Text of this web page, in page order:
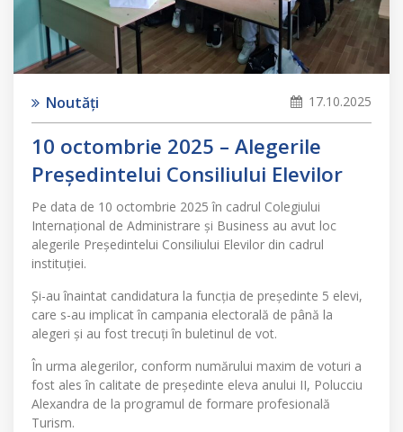
Noutăți 17.10.2025
10 octombrie 2025 – Alegerile
Președintelui Consiliului Elevilor
Pe data de 10 octombrie 2025 în cadrul Colegiului
Internațional de Administrare și Business au avut loc
alegerile Președintelui Consiliului Elevilor din cadrul
instituției.
Și-au înaintat candidatura la funcția de președinte 5 elevi,
care s-au implicat în campania electorală de până la
alegeri și au fost trecuți în buletinul de vot.
În urma alegerilor, conform numărului maxim de voturi a
fost ales în calitate de președinte eleva anului II, Polucciu
Alexandra de la programul de formare profesională
Turism.